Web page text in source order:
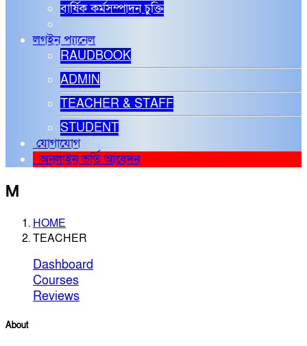
বার্ষিক কর্মসম্পাদন চুক্তি
লগইন প্যানেল
RAUDBOOK
ADMIN
TEACHER & STAFF
STUDENT
যোগাযোগ
অনলাইন ভর্তি আবেদন
M
HOME
TEACHER
Dashboard
Courses
Reviews
About